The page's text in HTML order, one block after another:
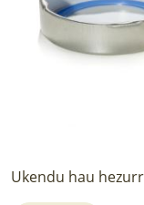
Ukendu hau